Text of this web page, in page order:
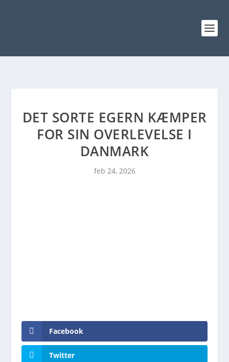
DET SORTE EGERN KÆMPER
FOR SIN OVERLEVELSE I
DANMARK
feb 24, 2026
Facebook
Twitter